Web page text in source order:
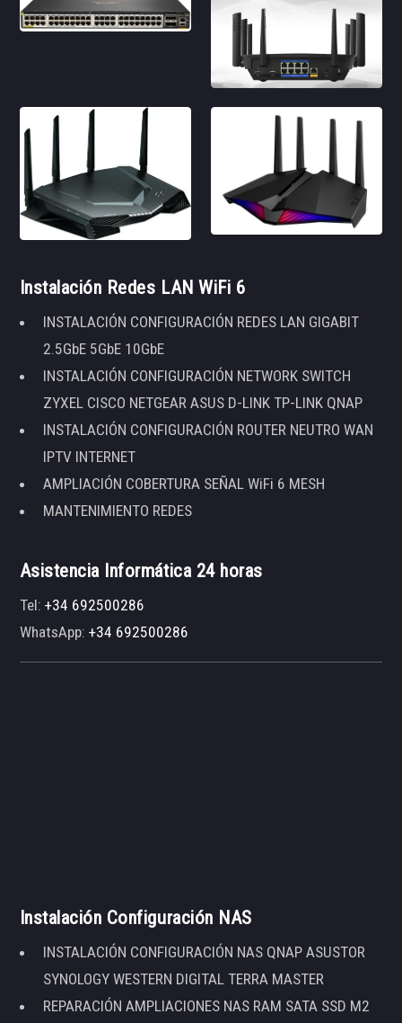
Instalación Redes LAN WiFi 6
INSTALACIÓN CONFIGURACIÓN REDES LAN GIGABIT
2.5GbE 5GbE 10GbE
INSTALACIÓN CONFIGURACIÓN NETWORK SWITCH
ZYXEL CISCO NETGEAR ASUS D-LINK TP-LINK QNAP
INSTALACIÓN CONFIGURACIÓN ROUTER NEUTRO WAN
IPTV INTERNET
AMPLIACIÓN COBERTURA SEÑAL WiFi 6 MESH
MANTENIMIENTO REDES
Asistencia Informática 24 horas
Tel:+34 692500286
WhatsApp:+34 692500286
Instalación Configuración NAS
INSTALACIÓN CONFIGURACIÓN NAS QNAP ASUSTOR
SYNOLOGY WESTERN DIGITAL TERRA MASTER
REPARACIÓN AMPLIACIONES NAS RAM SATA SSD M2